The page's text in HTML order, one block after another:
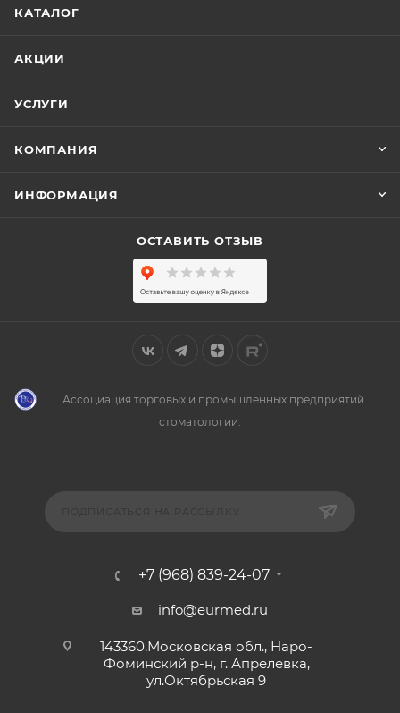
КАТАЛОГ
АКЦИИ
УСЛУГИ
КОМПАНИЯ
ИНФОРМАЦИЯ
ОСТАВИТЬ ОТЗЫВ
Ассоциация торговых и промышленных предприятий
стоматологии.
+7 (968) 839-24-07
info@eurmed.ru
143360,Московская обл., Наро-
Фоминский р-н, г. Апрелевка,
ул.Октябрьская 9